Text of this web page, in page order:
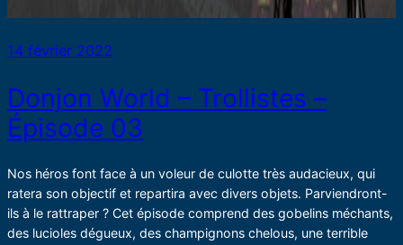
14 février 2022
Donjon World – Trollistes –
Épisode 03
Nos héros font face à un voleur de culotte très audacieux, qui
ratera son objectif et repartira avec divers objets. Parviendront-
ils à le rattraper ? Cet épisode comprend des gobelins méchants,
des lucioles dégueux, des champignons chelous, une terrible